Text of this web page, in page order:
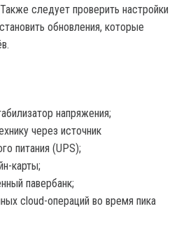
следует проверить настройки
обновления, которые
напряжения;
через источник
питания (UPS);
карты;
павербанк;
cloud-операций во время пика